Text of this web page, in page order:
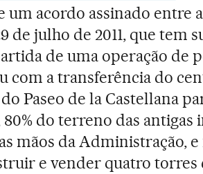
um acordo assinado entre
de julho de 2011, que tem
de uma operação de
com a transferência do
Paseo de la Castellana
do terreno das antigas
mãos da Administração,
e vender quatro torres